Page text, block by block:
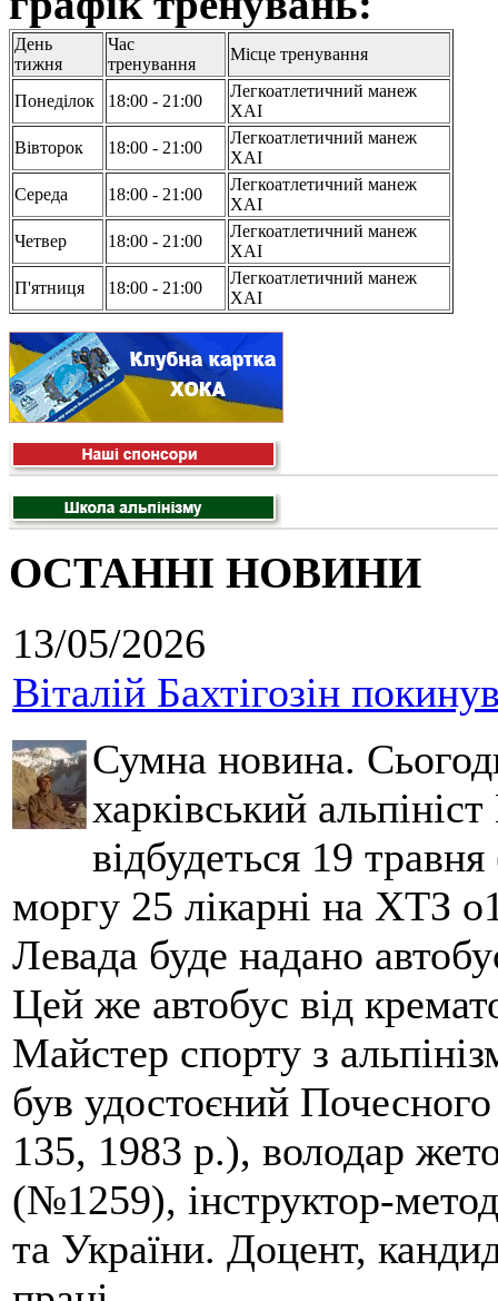
День
тижня
Час
тренування
Місце тренування
Понеділок 18:00 - 21:00
Легкоатлетичний манеж
ХАІ
Вівторок
18:00 - 21:00
Легкоатлетичний манеж
ХАІ
Середа
18:00 - 21:00
Легкоатлетичний манеж
ХАІ
Четвер
18:00 - 21:00
Легкоатлетичний манеж
ХАІ
П'ятниця
18:00 - 21:00
Легкоатлетичний манеж
ХАІ
ОСТАННІ НОВИНИ
13/05/2026
Віталій Бахтігозін
Сумна новина.
харківський
відбудеться 19
моргу 25 лікарні на ХТЗ
Левада буде надано
Цей же автобус від
Майстер спорту з
був удостоєний
135, 1983 р.), володар
(№1259), інструктор-
та України. Доцент,